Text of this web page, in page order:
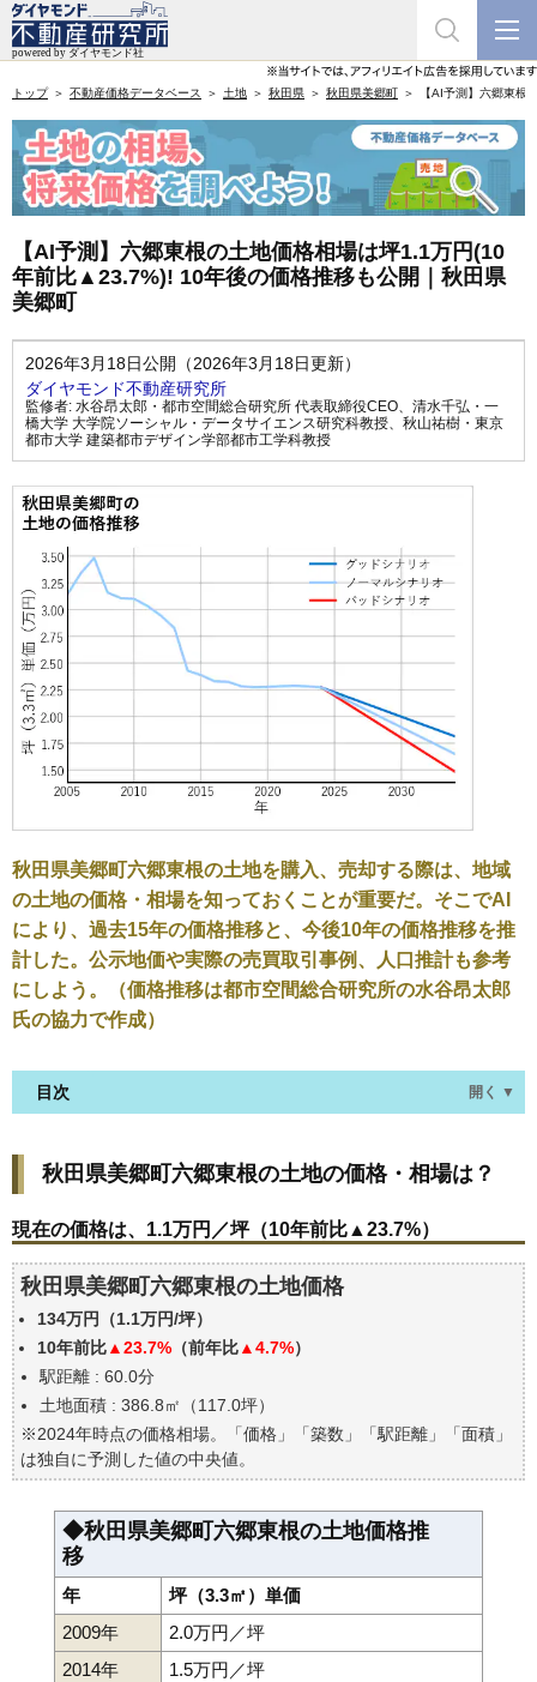
トップ 不動産価格データベース 土地 秋田県 秋田県美郷町 【AI予測】六郷東
【AI予測】六郷東根の土地価格相場は坪1.1万円(10
年前比▲23.7%)! 10年後の価格推移も公開｜秋田県
美郷町
2026年3月18日公開（2026年3月18日更新）
ダイヤモンド不動産研究所
監修者: 水谷昂太郎・都市空間総合研究所 代表取締役CEO、 清水千弘・一
橋大学 大学院ソーシャル・データサイエンス研究科教授、 秋山祐樹・東京
都市大学 建築都市デザイン学部都市工学科教授
秋田県美郷町六郷東根の土地を購入、売却する際は、地域
の土地の価格・相場を知っておくことが重要だ。そこでAI
により、過去15年の価格推移と、今後10年の価格推移を推
計した。公示地価や実際の売買取引事例、人口推計も参考
にしよう。（価格推移は都市空間総合研究所の水谷昂太郎
氏の協力で作成）
目次 開く ▼
現在の価格は、1.1万円／坪（10年前比▲23.7%）
価格を詳細に分析しよう
秋田県美郷町六郷東根の土地の過去の売買事例
公示地価はいくら
エリアの将来性を人口予想から検討しよう
自分の年収でいくらの不動産が買える？
秋田県美郷町六郷東根の土地の価格・相場は？
現在の価格は、1.1万円／坪（10年前比▲23.7%）
秋田県美郷町六郷東根の土地価格
134万円（1.1万円/坪）
10年前比▲23.7% （前年比▲4.7%）
駅距離 : 60.0分
土地面積 : 386.8㎡（117.0坪）
※2024年時点の価格相場。「価格」「築数」「駅距離」「面積」
は独自に予測した値の中央値。
◆秋田県美郷町六郷東根の土地価格推
移
年
坪（3.3㎡）単価
2009年
2.0万円／坪
2014年
1.5万円／坪